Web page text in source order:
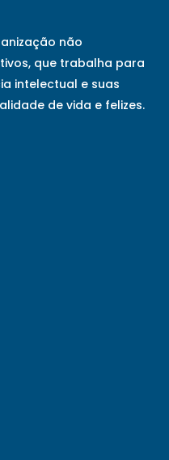
não
que trabalha para
intelectual e suas
de vida e felizes.